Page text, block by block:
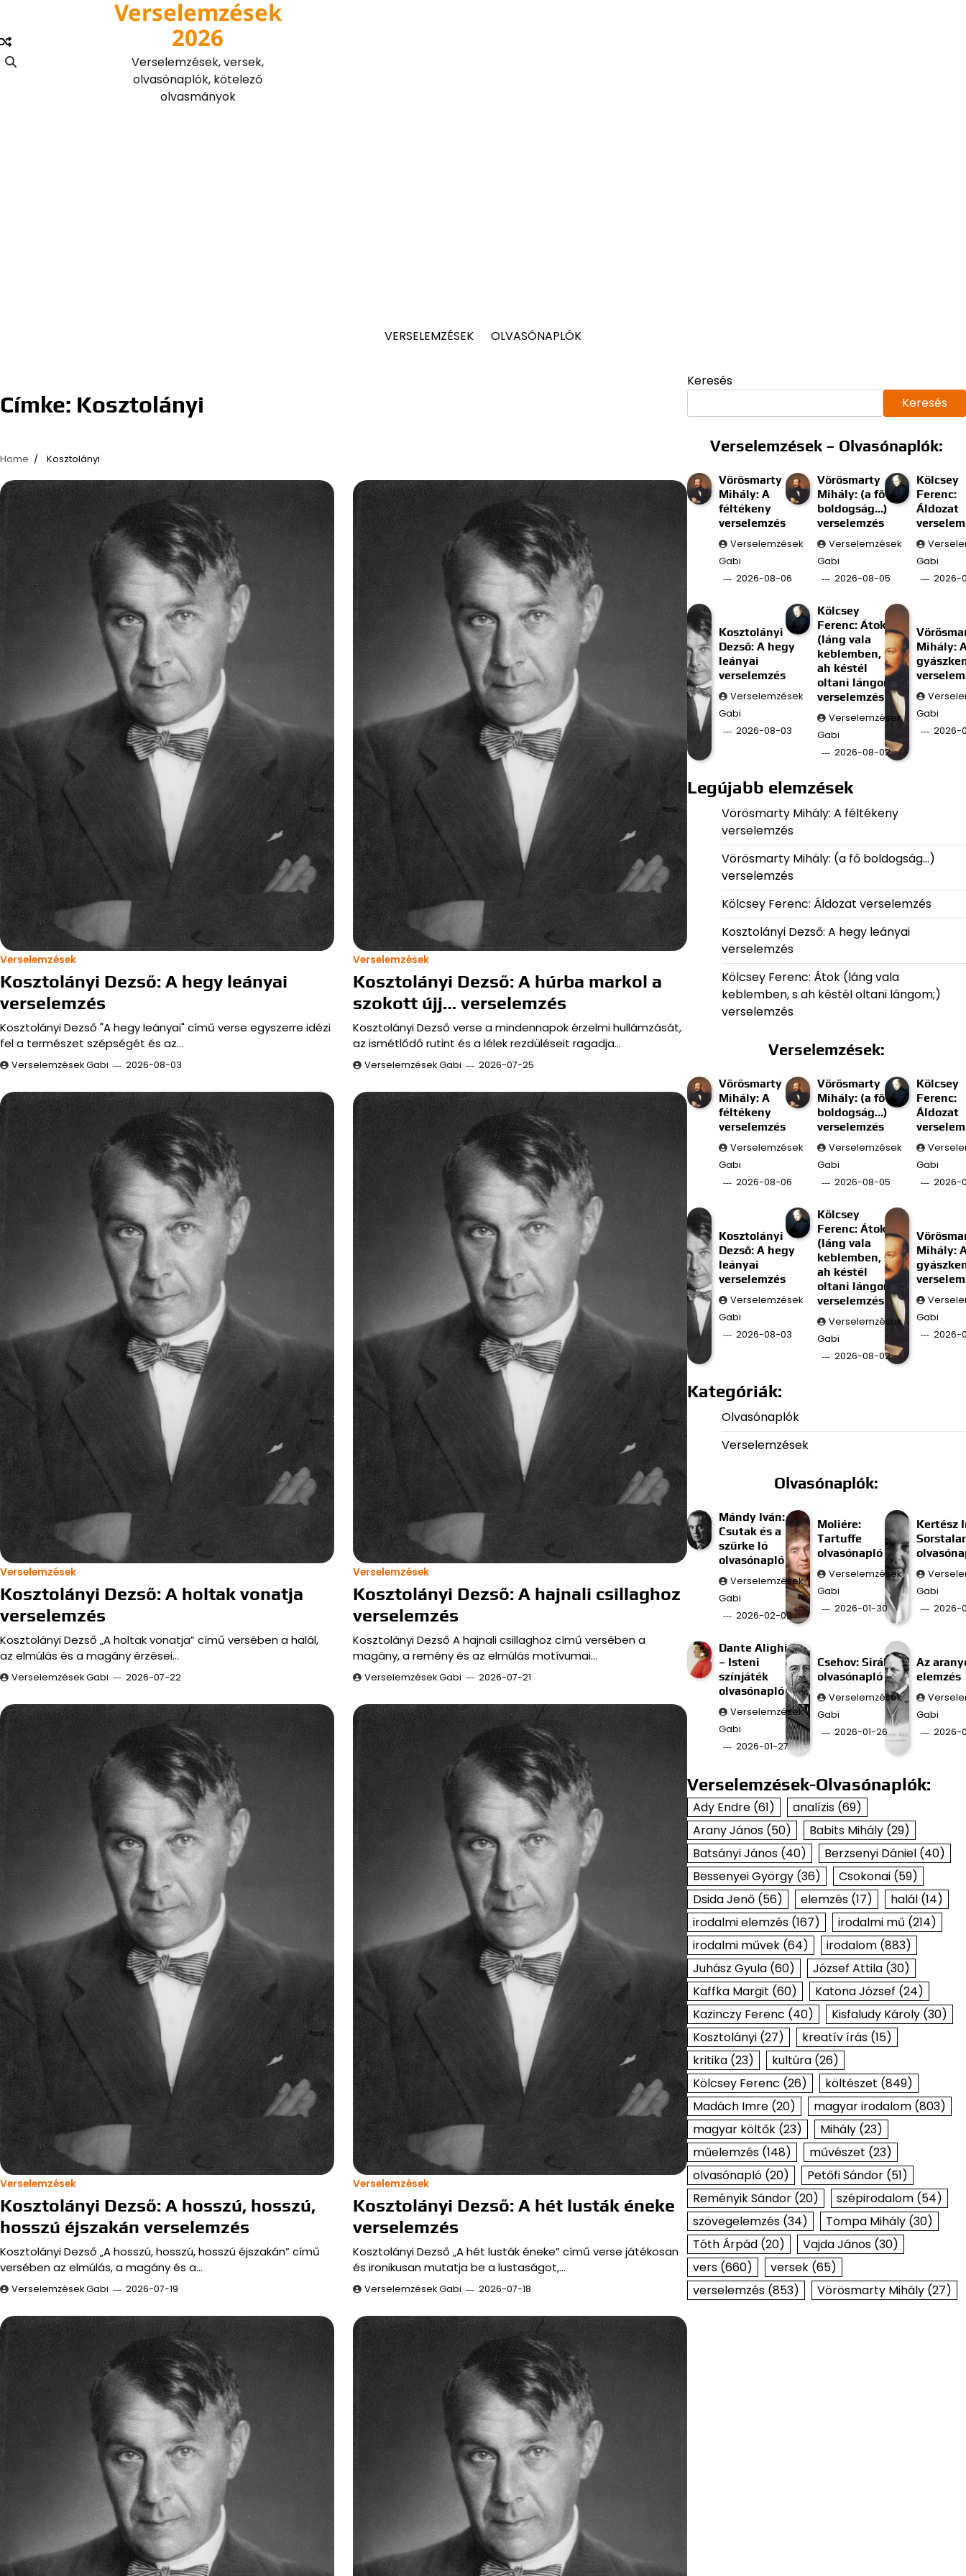
content
Verselemzések
2026
Verselemzések, versek,
olvasónaplók, kötelező
olvasmányok
VERSELEMZÉSEK OLVASÓNAPLÓK
Címke: Kosztolányi
Home Kosztolányi
Verselemzések
Kosztolányi Dezső: A hegy leányai
verselemzés
Kosztolányi Dezső "A hegy leányai" című verse egyszerre idézi
fel a természet szépségét és az…
Verselemzések Gabi 2026-08-03
Verselemzések
Kosztolányi Dezső: A húrba markol a
szokott újj… verselemzés
Kosztolányi Dezső verse a mindennapok érzelmi hullámzását,
az ismétlődő rutint és a lélek rezdüléseit ragadja…
Verselemzések Gabi 2026-07-25
Verselemzések
Kosztolányi Dezső: A holtak vonatja
verselemzés
Kosztolányi Dezső „A holtak vonatja” című versében a halál,
az elmúlás és a magány érzései…
Verselemzések Gabi 2026-07-22
Verselemzések
Kosztolányi Dezső: A hajnali csillaghoz
verselemzés
Kosztolányi Dezső A hajnali csillaghoz című versében a
magány, a remény és az elmúlás motívumai…
Verselemzések Gabi 2026-07-21
Verselemzések
Kosztolányi Dezső: A hosszú, hosszú,
hosszú éjszakán verselemzés
Kosztolányi Dezső „A hosszú, hosszú, hosszú éjszakán” című
versében az elmúlás, a magány és a…
Verselemzések Gabi 2026-07-19
Verselemzések
Kosztolányi Dezső: A hét lusták éneke
verselemzés
Kosztolányi Dezső „A hét lusták éneke” című verse játékosan
és ironikusan mutatja be a lustaságot,…
Verselemzések Gabi 2026-07-18
Keresés
Keresés
Verselemzések – Olvasónaplók:
Vörösmarty
Mihály: A
féltékeny
verselemzés
Verselemzések
Gabi
2026-08-06
Vörösmarty
Mihály: (a fő
boldogság…)
verselemzés
Verselemzések
Gabi
2026-08-05
Kölcsey
Ferenc:
Áldozat
Gabi
2026-
Kosztolányi
Dezső: A hegy
leányai
verselemzés
Verselemzések
Gabi
2026-08-03
Kölcsey
Ferenc: Átok
(láng vala
keblemben, s
ah késtél
oltani lángom;)
verselemzés
Verselemzések
Gabi
2026-08-02
Mihály:
Gabi
2026-
Legújabb elemzések
Vörösmarty Mihály: A féltékeny
verselemzés
Vörösmarty Mihály: (a fő boldogság…)
verselemzés
Kölcsey Ferenc: Áldozat verselemzés
Kosztolányi Dezső: A hegy leányai
verselemzés
Kölcsey Ferenc: Átok (láng vala
keblemben, s ah késtél oltani lángom;)
verselemzés
Verselemzések:
Vörösmarty
Mihály: A
féltékeny
verselemzés
Verselemzések
Gabi
2026-08-06
Vörösmarty
Mihály: (a fő
boldogság…)
verselemzés
Verselemzések
Gabi
2026-08-05
Kölcsey
Ferenc:
Áldozat
Gabi
2026-
Kosztolányi
Dezső: A hegy
leányai
verselemzés
Verselemzések
Gabi
2026-08-03
Kölcsey
Ferenc: Átok
(láng vala
keblemben, s
ah késtél
oltani lángom;)
verselemzés
Verselemzések
Gabi
2026-08-02
Mihály:
Gabi
2026-
Kategóriák:
Olvasónaplók
Verselemzések
Olvasónaplók:
Mándy Iván:
Csutak és a
szürke ló
olvasónapló
Verselemzések
Gabi
2026-02-02
Moliére:
Tartuffe
olvasónapló
Verselemzések
Gabi
2026-01-30
Kertész
Gabi
2026-
Dante Alighieri
– Isteni
színjáték
olvasónapló
Verselemzések
Gabi
2026-01-27
Csehov: Sirály
olvasónapló
Verselemzések
Gabi
2026-01-26
Az
elemzés
Gabi
2026-
Verselemzések-Olvasónaplók:
Ady Endre(61) analízis(69)
Arany János(50) Babits Mihály(29)
Batsányi János(40) Berzsenyi Dániel(40)
Bessenyei György(36) Csokonai(59)
Dsida Jenő(56) elemzés(17) halál(14)
irodalmi elemzés(167) irodalmi mű (214)
irodalmi művek(64) irodalom(883)
Juhász Gyula(60) József Attila(30)
Kaffka Margit (60) Katona József (24)
Kazinczy Ferenc (40) Kisfaludy Károly(30)
Kosztolányi(27) kreatív írás(15)
kritika(23) kultúra(26)
Kölcsey Ferenc (26) költészet (849)
Madách Imre(20) magyar irodalom(803)
magyar költők(23) Mihály(23)
műelemzés(148) művészet (23)
olvasónapló(20) Petőfi Sándor(51)
Reményik Sándor(20) szépirodalom(54)
szövegelemzés(34) Tompa Mihály(30)
Tóth Árpád(20) Vajda János(30)
vers(660) versek(65)
verselemzés(853) Vörösmarty Mihály(27)